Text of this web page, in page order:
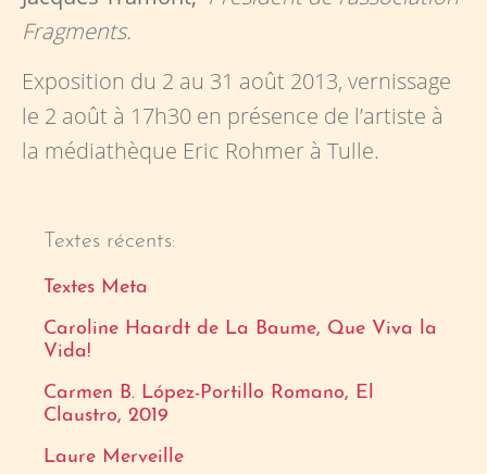
Fragments.
Exposition du 2 au 31 août 2013, vernissage
le 2 août à 17h30 en présence de l’artiste à
la médiathèque Eric Rohmer à Tulle.
Textes récents:
Textes Meta
Caroline Haardt de La Baume, Que Viva la
Vida!
Carmen B. López-Portillo Romano, El
Claustro, 2019
Laure Merveille